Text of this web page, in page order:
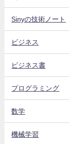
Sinyの技術ノート
ビジネス
ビジネス書
プログラミング
数学
機械学習